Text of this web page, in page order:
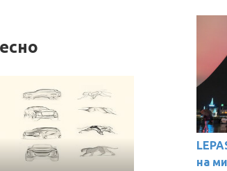
на